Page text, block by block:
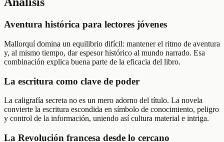
Aventura histórica para lectores jóvenes
Mallorquí domina un equilibrio difícil: mantener el ritmo de aventura
y, al mismo tiempo, dar espesor histórico al mundo narrado. Esa
combinación explica buena parte de la eficacia del libro.
La escritura como clave de poder
La caligrafía secreta no es un mero adorno del título. La novela
convierte la escritura escondida en símbolo de conocimiento, peligro
y control de la información, uniendo así cultura material e intriga.
La Revolución francesa desde lo cercano